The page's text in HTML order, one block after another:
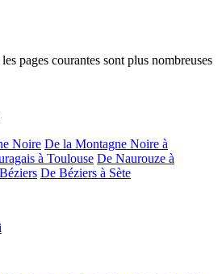
pages courantes sont plus nombreuses
Noire De la Montagne Noire à
à Toulouse De Naurouze à
De Béziers à Sète